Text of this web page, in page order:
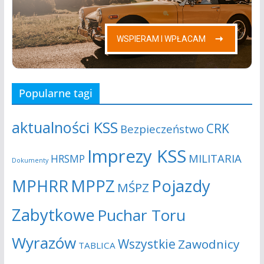
Popularne tagi
aktualności KSS Bezpieczeństwo CRK
Dokumenty HRSMP Imprezy KSS MILITARIA
MPHRRMPPZ MŚPZ Pojazdy
Zabytkowe Puchar Toru
Wyrazów TABLICA Wszystkie Zawodnicy